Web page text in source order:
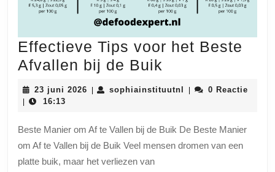
Effectieve Tips voor het Beste
Afvallen bij de Buik
Tips
Beste
23 juni 2026 23
sophiainstituutnl sophiainstituutnl
0 Reactie
16:13
Beste Manier om Af te Vallen bij de Buik De Beste Manier
om Af te Vallen bij de Buik Veel mensen dromen van een
platte buik, maar het verliezen van